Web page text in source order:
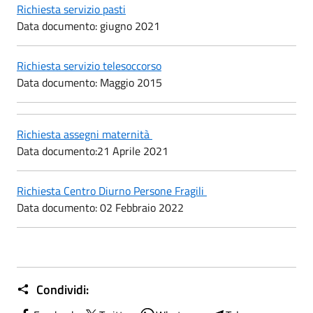
Richiesta servizio pasti
Data documento: giugno 2021
Richiesta servizio telesoccorso
Data documento: Maggio 2015
Richiesta assegni maternità
Data documento:21 Aprile 2021
Richiesta Centro Diurno Persone Fragili
Data documento: 02 Febbraio 2022
Condividi: